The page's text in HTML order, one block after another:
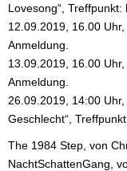
Lovesong“, Treffpunkt:
12.09.2019, 16.00
Anmeldung.
13.09.2019, 16.00
Anmeldung.
26.09.2019, 14:00
Geschlecht“,
The 1984 Step, von
NachtSchattenGang,